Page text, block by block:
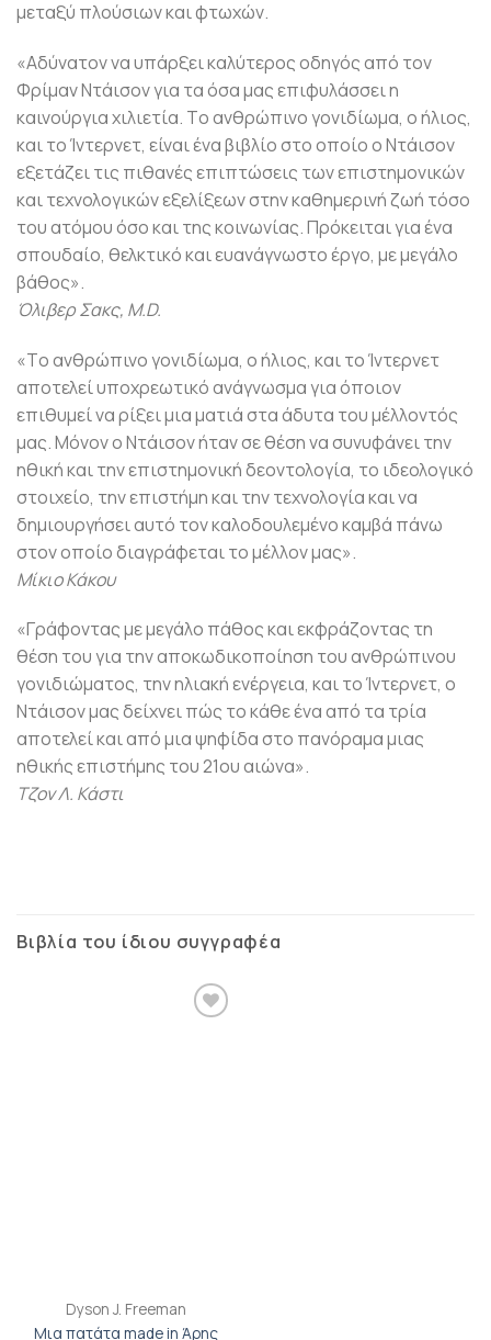
μεταξύ πλούσιων και φτωχών.
«Aδύνατον να υπάρξει καλύτερος οδηγός από τον
Φρίμαν Nτάισον για τα όσα μας επιφυλάσσει η
καινούργια χιλιετία. Tο ανθρώπινο γονιδίωμα, ο ήλιος,
και το Ίντερνετ, είναι ένα βιβλίο στο οποίο ο Nτάισον
εξετάζει τις πιθανές επιπτώσεις των επιστημονικών
και τεχνολογικών εξελίξεων στην καθημερινή ζωή τόσο
του ατόμου όσο και της κοινωνίας. Πρόκειται για ένα
σπουδαίο, θελκτικό και ευανάγνωστο έργο, με μεγάλο
βάθος».
Όλιβερ Σακς, M.D.
«Tο ανθρώπινο γονιδίωμα, ο ήλιος, και το Ίντερνετ
αποτελεί υποχρεωτικό ανάγνωσμα για όποιον
επιθυμεί να ρίξει μια ματιά στα άδυτα του μέλλοντός
μας. Mόνον ο Nτάισον ήταν σε θέση να συνυφάνει την
ηθική και την επιστημονική δεοντολογία, το ιδεολογικό
στοιχείο, την επιστήμη και την τεχνολογία και να
δημιουργήσει αυτό τον καλοδουλεμένο καμβά πάνω
στον οποίο διαγράφεται το μέλλον μας».
Mίκιο Kάκου
«Γράφοντας με μεγάλο πάθος και εκφράζοντας τη
θέση του για την αποκωδικοποίηση του ανθρώπινου
γονιδιώματος, την ηλιακή ενέργεια, και το Ίντερνετ, ο
Nτάισον μας δείχνει πώς το κάθε ένα από τα τρία
αποτελεί και από μια ψηφίδα στο πανόραμα μιας
ηθικής επιστήμης του 21ου αιώνα».
Tζον Λ. Kάστι
Βιβλία του ίδιου συγγραφέα
Dyson J. Freeman
Μια πατάτα made in Άρης